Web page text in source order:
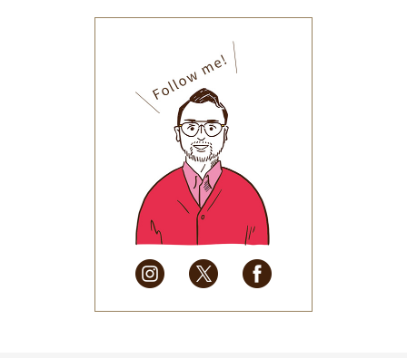
(32)
2025年9月(30)
2025年8月(31)
2025年7月(37)
2025年6月(48)
2025年5月
(41)
2025年4月
(32)
2025年3月(31)
2025年2月
(28)